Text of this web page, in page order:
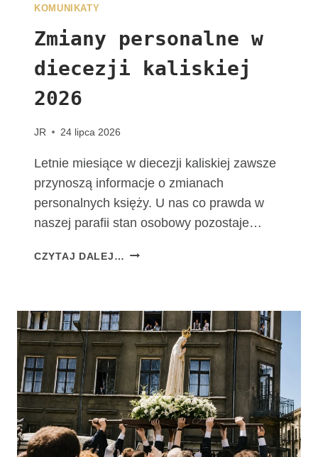
KOMUNIKATY
Zmiany personalne w
diecezji kaliskiej
2026
JR 24 lipca 2026
Letnie miesiące w diecezji kaliskiej zawsze
przynoszą informacje o zmianach
personalnych księży. U nas co prawda w
naszej parafii stan osobowy pozostaje…
CZYTAJ DALEJ… Z
Y
P
S
O
N
A